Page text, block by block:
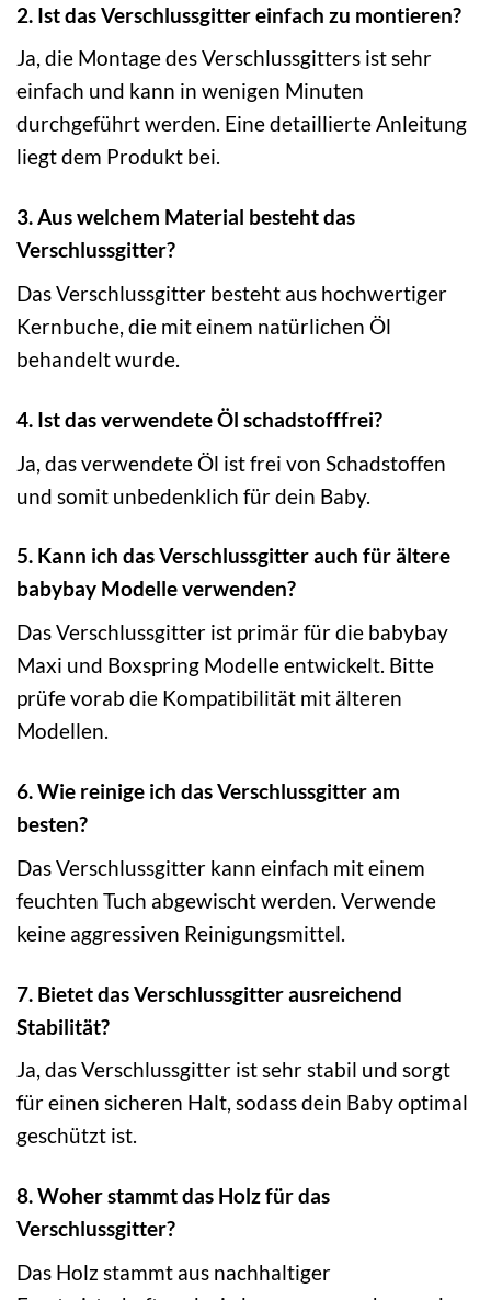
2. Ist das Verschlussgitter einfach zu montieren?
Ja, die Montage des Verschlussgitters ist sehr
einfach und kann in wenigen Minuten
durchgeführt werden. Eine detaillierte Anleitung
liegt dem Produkt bei.
3. Aus welchem Material besteht das
Verschlussgitter?
Das Verschlussgitter besteht aus hochwertiger
Kernbuche, die mit einem natürlichen Öl
behandelt wurde.
4. Ist das verwendete Öl schadstofffrei?
Ja, das verwendete Öl ist frei von Schadstoffen
und somit unbedenklich für dein Baby.
5. Kann ich das Verschlussgitter auch für ältere
babybay Modelle verwenden?
Das Verschlussgitter ist primär für die babybay
Maxi und Boxspring Modelle entwickelt. Bitte
prüfe vorab die Kompatibilität mit älteren
Modellen.
6. Wie reinige ich das Verschlussgitter am
besten?
Das Verschlussgitter kann einfach mit einem
feuchten Tuch abgewischt werden. Verwende
keine aggressiven Reinigungsmittel.
7. Bietet das Verschlussgitter ausreichend
Stabilität?
Ja, das Verschlussgitter ist sehr stabil und sorgt
für einen sicheren Halt, sodass dein Baby optimal
geschützt ist.
8. Woher stammt das Holz für das
Verschlussgitter?
Das Holz stammt aus nachhaltiger